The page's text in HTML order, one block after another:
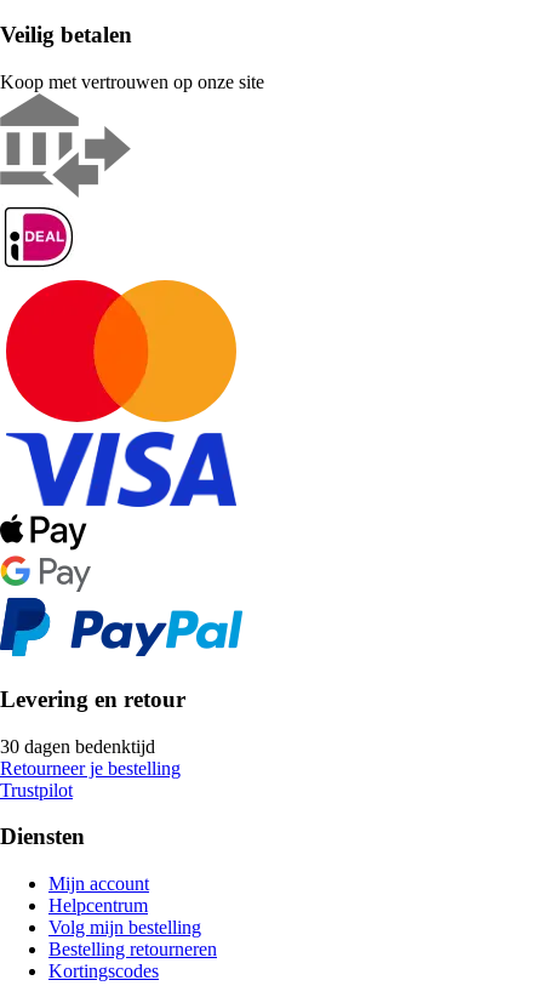
Veilig betalen
Koop met vertrouwen op onze site
Levering en retour
30 dagen bedenktijd
Retourneer je bestelling
Trustpilot
Diensten
Mijn account
Helpcentrum
Volg mijn bestelling
Bestelling retourneren
Kortingscodes